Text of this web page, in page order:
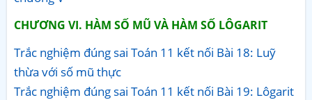
CHƯƠNG VI. HÀM SỐ MŨ VÀ HÀM SỐ LÔGARIT
Trắc nghiệm đúng sai Toán 11 kết nối Bài 18: Luỹ
thừa với số mũ thực
Trắc nghiệm đúng sai Toán 11 kết nối Bài 19: Lôgarit